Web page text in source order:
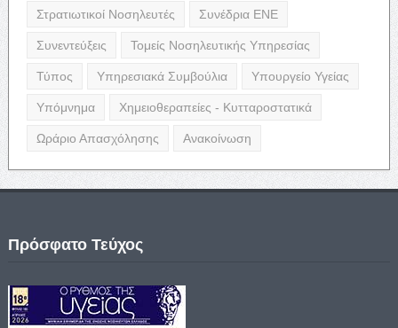
Στρατιωτικοί Νοσηλευτές Συνέδρια ΕΝΕ
Συνεντεύξεις Τομείς Νοσηλευτικής Υπηρεσίας
Τύπος Υπηρεσιακά Συμβούλια Υπουργείο Υγείας
Υπόμνημα Χημειοθεραπείες - Κυτταροστατικά
Ωράριο Απασχόλησης Ανακοίνωση
Πρόσφατο Τεύχος